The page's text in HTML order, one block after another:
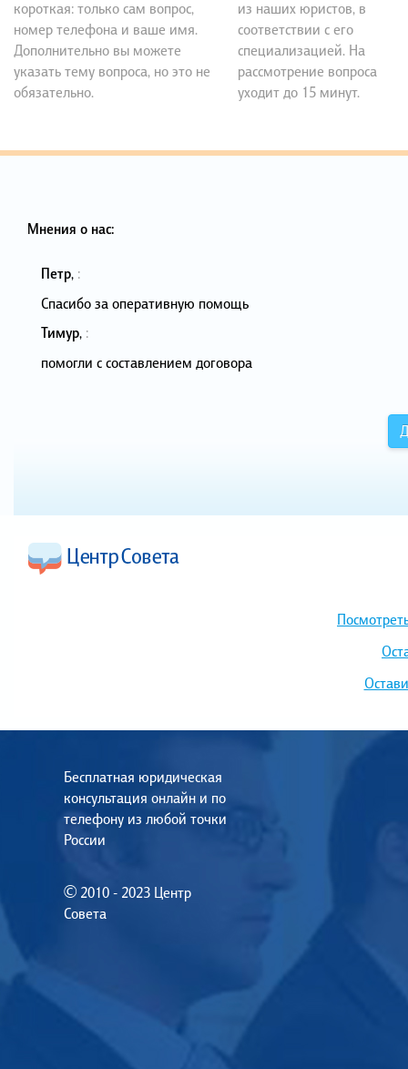
короткая: только сам вопрос,
номер телефона и ваше имя.
Дополнительно вы можете
указать тему вопроса, но это не
обязательно.
из наших юристов, в
соответствии с его
специализацией. На
рассмотрение вопроса
уходит до 15 минут.
Мнения о нас:
Петр, :
Спасибо за оперативную помощь
Тимур, :
помогли с составлением договора
Бесплатная юридическая
консультация онлайн и по
телефону из любой точки
России
© 2010 - 2023 Центр
Совета